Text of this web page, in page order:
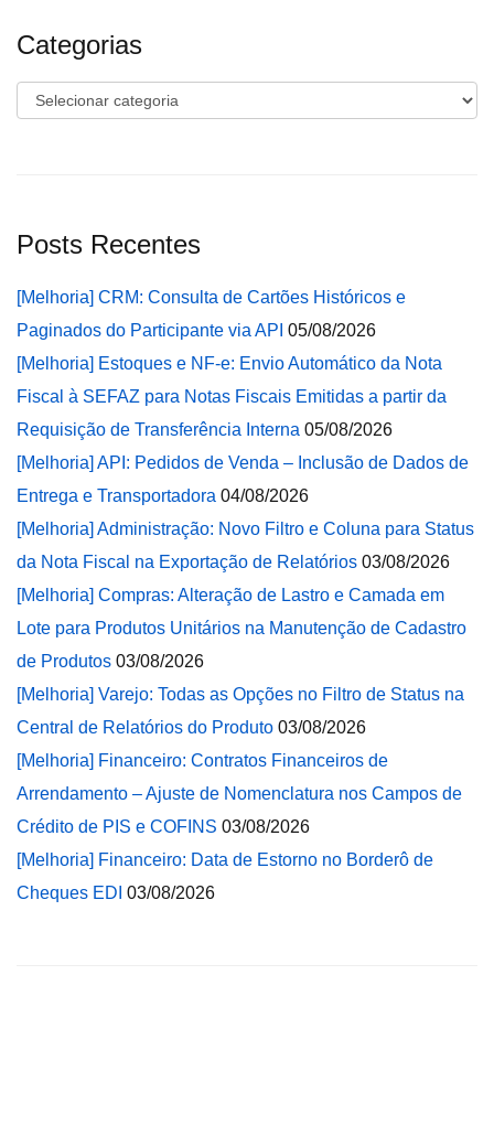
Categorias
Categorias
Posts Recentes
[Melhoria] CRM: Consulta de Cartões Históricos e
Paginados do Participante via API 05/08/2026
[Melhoria] Estoques e NF-e: Envio Automático da Nota
Fiscal à SEFAZ para Notas Fiscais Emitidas a partir da
Requisição de Transferência Interna 05/08/2026
[Melhoria] API: Pedidos de Venda – Inclusão de Dados de
Entrega e Transportadora 04/08/2026
[Melhoria] Administração: Novo Filtro e Coluna para Status
da Nota Fiscal na Exportação de Relatórios 03/08/2026
[Melhoria] Compras: Alteração de Lastro e Camada em
Lote para Produtos Unitários na Manutenção de Cadastro
de Produtos 03/08/2026
[Melhoria] Varejo: Todas as Opções no Filtro de Status na
Central de Relatórios do Produto 03/08/2026
[Melhoria] Financeiro: Contratos Financeiros de
Arrendamento – Ajuste de Nomenclatura nos Campos de
Crédito de PIS e COFINS 03/08/2026
[Melhoria] Financeiro: Data de Estorno no Borderô de
Cheques EDI 03/08/2026